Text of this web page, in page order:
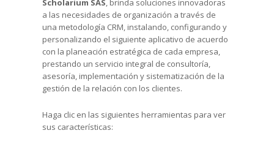
Scholarium SAS, brinda soluciones innovadoras
a las necesidades de organización a través de
una metodología CRM, instalando, configurando y
personalizando el siguiente aplicativo de acuerdo
con la planeación estratégica de cada empresa,
prestando un servicio integral de consultoría,
asesoría, implementación y sistematización de la
gestión de la relación con los clientes.
Haga clic en las siguientes herramientas para ver
sus características: